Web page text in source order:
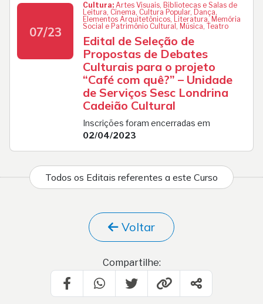
07/23
Cultura: Artes Visuais, Bibliotecas e Salas de
Leitura, Cinema, Cultura Popular, Dança,
Elementos Arquitetônicos, Literatura, Memória
Social e Patrimônio Cultural, Música, Teatro
Edital de Seleção de
Propostas de Debates
Culturais para o projeto
“Café com quê?” – Unidade
de Serviços Sesc Londrina
Cadeião Cultural
Inscrições foram encerradas em
02/04/2023
Todos os Editais referentes a este Curso
Voltar
Compartilhe: